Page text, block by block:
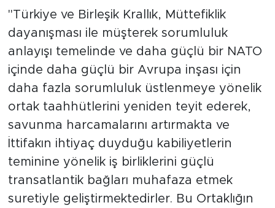
"Türkiye ve Birleşik Krallık, Müttefiklik
dayanışması ile müşterek sorumluluk
anlayışı temelinde ve daha güçlü bir NATO
içinde daha güçlü bir Avrupa inşası için
daha fazla sorumluluk üstlenmeye yönelik
ortak taahhütlerini yeniden teyit ederek,
savunma harcamalarını artırmakta ve
İttifakın ihtiyaç duyduğu kabiliyetlerin
teminine yönelik iş birliklerini güçlü
transatlantik bağları muhafaza etmek
suretiyle geliştirmektedirler. Bu Ortaklığın